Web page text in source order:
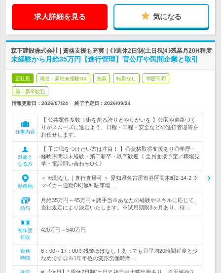
求人詳細を見る 気になる
森下建設株式会社 | 資格支援も充実｜◎週休2日制(土日祝)◎残業月20H程度
未経験から月給35万円【進行管理】官公庁や民間企業と取引
正社員 職種・業種未経験OK 急募 転勤なし 学歴不問
第二新卒歓迎
情報更新日：2026/07/24 終了予定日： 2026/09/24
仕事内容
【 公共案件多数！街を創る誇りとやりがいを 】公園や道路づく
りがスムーズに進むよう、日程・工程・安全などの進行管理等を
お任せします。
対象と
なる方
【 手に職をつけたい方は注目！ 】◎資格取得支援あり◎学歴・
経験不問◎未経験・第二新卒・既卒歓迎《 全員面接予定／職場見
学・電話問い合わせOK 》
勤務地
＜ 転勤なし｜直行直帰可 ＞ 愛知県名古屋市港区高木町2-14-2 ※
マイカー通勤OK(無料駐車場…
給与
月給35万円～45万円＋諸手当※あなたの経験やスキルに応じて、
当社規定により決定いたします。※試用期限3ヶ月あり。待…
初年度
年収
420万円～540万円
勤務
時間
8：00～17：00※残業ほぼなし！あっても月平均20時間程度と少
なめです◎※1年単位の変形労働時間…